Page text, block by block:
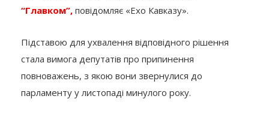
“Главком”, повідомляє «Ехо Кавказу».
Підставою для ухвалення відповідного рішення
стала вимога депутатів про припинення
повноважень, з якою вони звернулися до
парламенту у листопаді минулого року.